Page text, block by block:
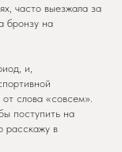
часто выезжала за
бронзу на
и,
слова «совсем».
поступить на
расскажу в